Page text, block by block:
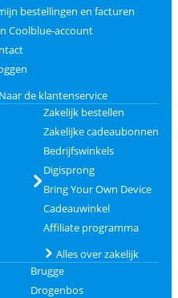
bestellingen en facturen
Coolblue-account
Naar de klantenservice
Zakelijk bestellen
Zakelijke cadeaubonnen
Bedrijfswinkels
Digisprong
Bring Your Own Device
Cadeauwinkel
Affiliate programma
Alles over zakelijk
Brugge
Drogenbos